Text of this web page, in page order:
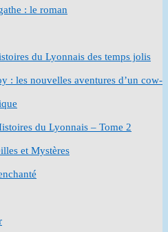
: le roman
du Lyonnais des temps jolis
: les nouvelles aventures d’un cow-
du Lyonnais – Tome 2
et Mystères